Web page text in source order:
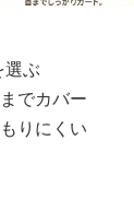
選ぶ
でカバー
りにくい